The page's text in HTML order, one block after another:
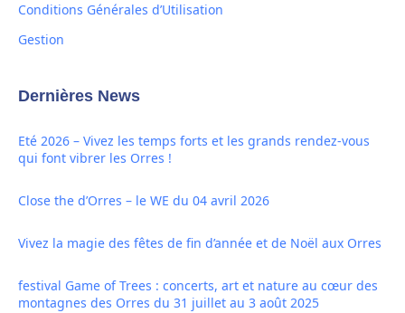
Conditions Générales d’Utilisation
Gestion
Dernières News
Eté 2026 – Vivez les temps forts et les grands rendez-vous
qui font vibrer les Orres !
Close the d’Orres – le WE du 04 avril 2026
Vivez la magie des fêtes de fin d’année et de Noël aux Orres
festival Game of Trees : concerts, art et nature au cœur des
montagnes des Orres du 31 juillet au 3 août 2025